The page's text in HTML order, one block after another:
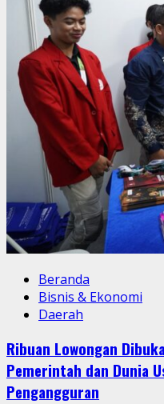
Beranda
Bisnis & Ekonomi
Daerah
Ribuan Lowongan
Pemerintah dan Dunia
Pengangguran